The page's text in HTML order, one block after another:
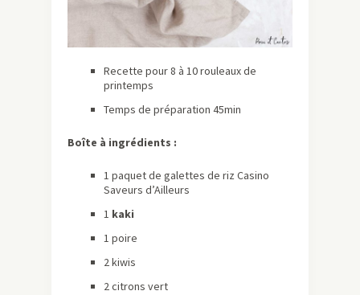
Recette pour 8 à 10 rouleaux de
printemps
Temps de préparation 45min
Boîte à ingrédients :
1 paquet de galettes de riz Casino
Saveurs d’Ailleurs
1 kaki
1 poire
2 kiwis
2 citrons vert